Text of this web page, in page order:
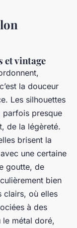
et vintage
la douceur
Les silhouettes
parfois presque
de la légèreté.
brisent la
une certaine
goutte, de
bien
clairs, où elles
à des
métal doré,